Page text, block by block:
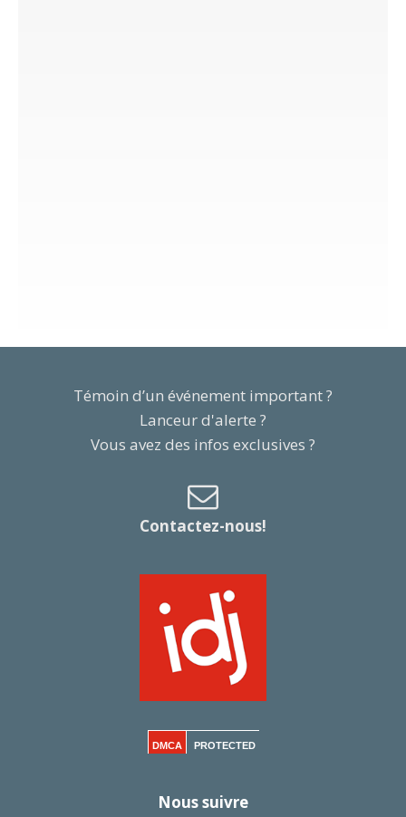
Témoin d’un événement important ?
Lanceur d'alerte ?
Vous avez des infos exclusives ?
Contactez-nous!
DMCA PROTECTED
Nous suivre